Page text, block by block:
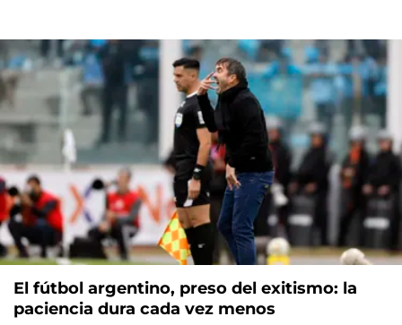
El fútbol argentino, preso del exitismo: la
paciencia dura cada vez menos